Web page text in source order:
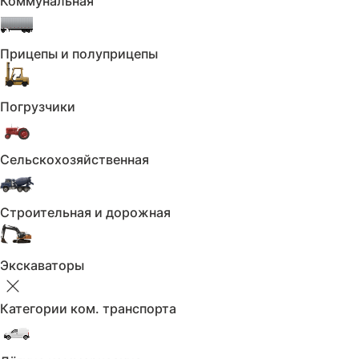
Прицепы и полуприцепы
Погрузчики
Сельскохозяйственная
Строительная и дорожная
Экскаваторы
Категории ком. транспорта
Сбросить
Двигатель
Двигатель
Не выбрано
Двигатель
Применить
Сбросить
Привод
Привод
Не выбрано
Привод